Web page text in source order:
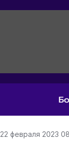
22 февраля 2023